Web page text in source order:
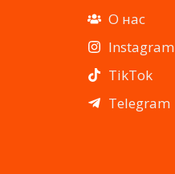
О нас
Instagram
TikTok
Telegram